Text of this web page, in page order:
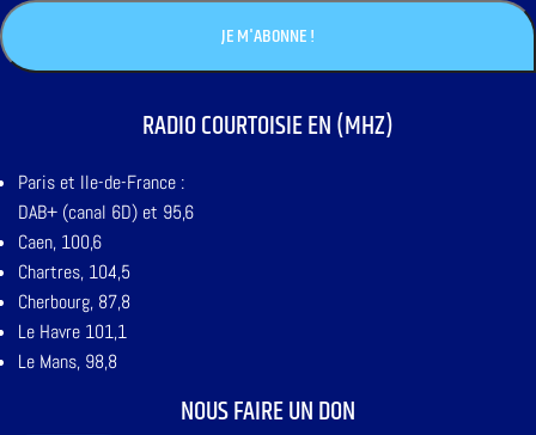
RADIO COURTOISIE EN (MHZ)
Paris et Ile-de-France :
DAB+ (canal 6D) et 95,6
Caen, 100,6
Chartres, 104,5
Cherbourg, 87,8
Le Havre 101,1
Le Mans, 98,8
NOUS FAIRE UN DON